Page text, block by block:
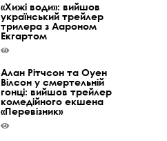
«Хижі води»: вийшов
український трейлер
трилера з Аароном
Екгартом
Алан Рітчсон та Оуен
Вілсон у смертельній
гонці: вийшов трейлер
комедійного екшена
«Перевізник»